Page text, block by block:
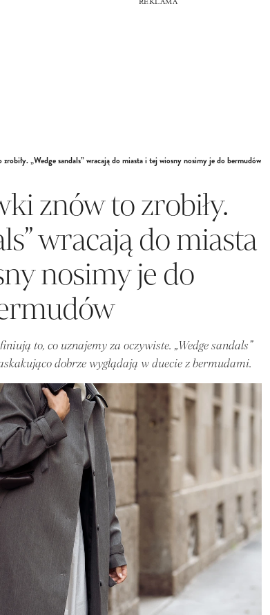
„Wedge sandals” wracają do miasta i tej wiosny nosimy je do bermudów
znów to zrobiły.
wracają do miasta
nosimy je do
to, co uznajemy za oczywiste. „Wedge sandals”
dobrze wyglądają w duecie z bermudami.